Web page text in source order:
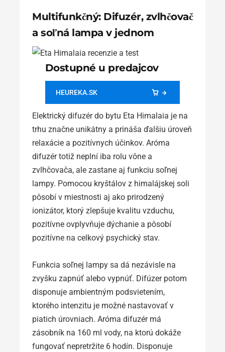
Multifunkčný: Difuzér, zvlhčovač
a soľná lampa v jednom
Dostupné u predajcov
HEUREKA.SK
Elektrický difuzér do bytu Eta Himalaia je na
trhu značne unikátny a prináša ďalšiu úroveň
relaxácie a pozitívnych účinkov. Aróma
difuzér totiž neplní iba rolu vône a
zvlhčovača, ale zastane aj funkciu soľnej
lampy. Pomocou kryštálov z himalájskej soli
pôsobí v miestnosti aj ako prirodzený
ionizátor, ktorý zlepšuje kvalitu vzduchu,
pozitívne ovplyvňuje dýchanie a pôsobí
pozitívne na celkový psychický stav.
Funkcia soľnej lampy sa dá nezávisle na
zvyšku zapnúť alebo vypnúť. Difúzer potom
disponuje ambientným podsvietením,
ktorého intenzitu je možné nastavovať v
piatich úrovniach. Aróma difuzér má
zásobník na 160 ml vody, na ktorú dokáže
fungovať nepretržite 6 hodín. Disponuje